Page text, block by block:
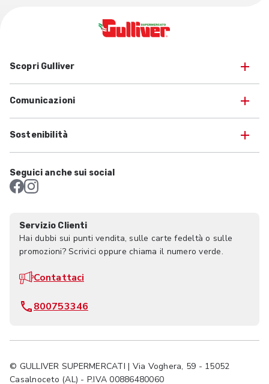
Scopri Gulliver
Comunicazioni
Sostenibilità
Seguici anche sui social
Servizio Clienti
Hai dubbi sui punti vendita, sulle carte fedeltà o sulle
promozioni? Scrivici oppure chiama il numero verde.
Contattaci
800753346
© GULLIVER SUPERMERCATI | Via Voghera, 59 - 15052
Casalnoceto (AL) - P.IVA 00886480060